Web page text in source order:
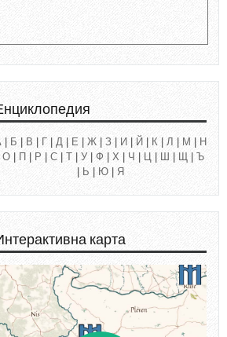
Б В Г Д Е Ж З И Й К Л М
Н
О П Р С Т У Ф Х Ч Ц Ш Щ
Ъ
Ь Ю Я
карта